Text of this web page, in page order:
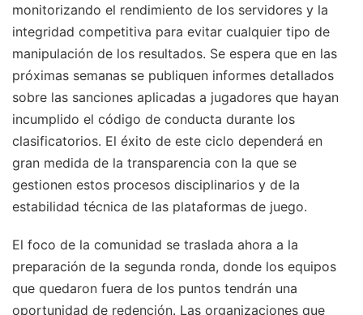
monitorizando el rendimiento de los servidores y la
integridad competitiva para evitar cualquier tipo de
manipulación de los resultados. Se espera que en las
próximas semanas se publiquen informes detallados
sobre las sanciones aplicadas a jugadores que hayan
incumplido el código de conducta durante los
clasificatorios. El éxito de este ciclo dependerá en
gran medida de la transparencia con la que se
gestionen estos procesos disciplinarios y de la
estabilidad técnica de las plataformas de juego.
El foco de la comunidad se traslada ahora a la
preparación de la segunda ronda, donde los equipos
que quedaron fuera de los puntos tendrán una
oportunidad de redención. Las organizaciones que